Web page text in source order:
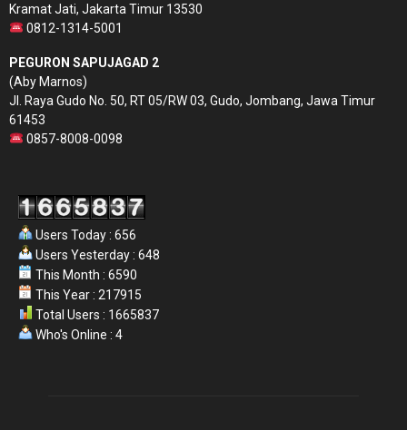
Kramat Jati, Jakarta Timur 13530
0812-1314-5001
PEGURON SAPUJAGAD 2
(Aby Marnos)
Jl. Raya Gudo No. 50, RT 05/RW 03, Gudo, Jombang, Jawa Timur
61453
0857-8008-0098
Users Today : 656
Users Yesterday : 648
This Month : 6590
This Year : 217915
Total Users : 1665837
Who's Online : 4